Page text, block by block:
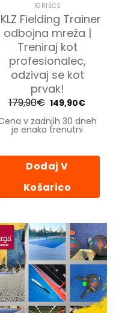
IGRIŠČE
Fielding Trainer
odbojna mreža |
Treniraj kot
profesionalec,
odzivaj se kot
prvak!
179,90€ Izvirna
cena
je
bila:
179,90€.
149,90€
je:
v zadnjih 30 dneh
je enaka trenutni
Dodaj V
Košarico